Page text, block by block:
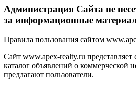
Администрация Сайта не
за информационные
Правила пользования сайтом
Сайт www.apex-realty.ru
каталог объявлений о коммерческой
предлагают пользователи.